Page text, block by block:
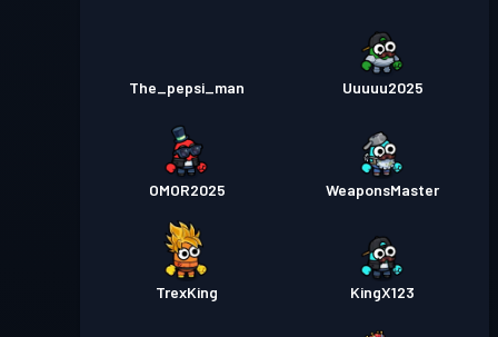
The_pepsi_man Uuuuu2025
OMOR2025 WeaponsMaster
TrexKing KingX123